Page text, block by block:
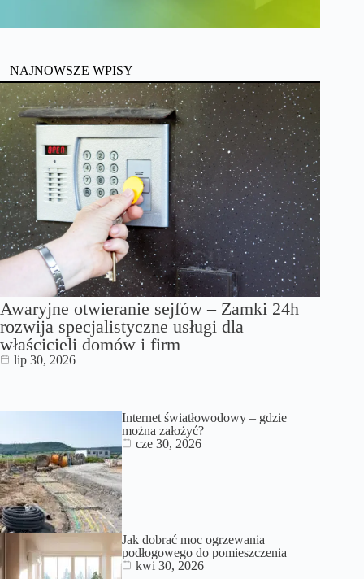
NAJNOWSZE WPISY
Awaryjne otwieranie sejfów – Zamki 24h
rozwija specjalistyczne usługi dla
właścicieli domów i firm
lip 30, 2026
Internet światłowodowy – gdzie
można założyć?
cze 30, 2026
Jak dobrać moc ogrzewania
podłogowego do pomieszczenia
kwi 30, 2026